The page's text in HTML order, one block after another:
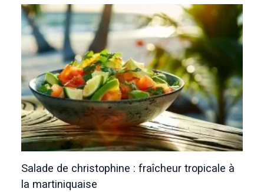
Salade de christophine : fraîcheur tropicale à
la martiniquaise